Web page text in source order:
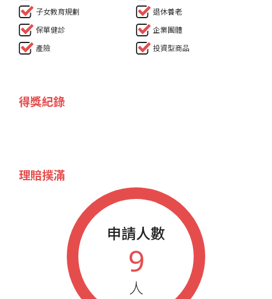
子女教育規劃
退休養老
保單健診
企業團體
產險
投資型商品
得獎紀錄
理賠撲滿
申請人數
9
人